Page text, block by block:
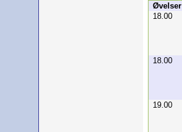
Øvelser
18.00
18.00
19.00